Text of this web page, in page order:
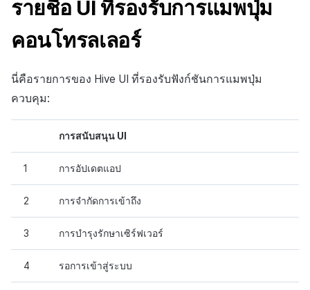
รายชื่อ UI ที่รองรับการแมพปุ่ม
คอนโทรลเลอร์
นี่คือรายการของ Hive UI ที่รองรับฟังก์ชันการแมพปุ่ม
ควบคุม:
การสนับสนุน UI
1 การอัปเดตแอป
2 การจำกัดการเข้าถึง
3 การบำรุงรักษาเซิร์ฟเวอร์
4 รอการเข้าสู่ระบบ